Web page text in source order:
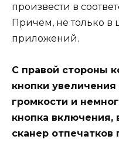
произвести в
Причем, не только в
приложений.
С правой стороны
кнопки
громкости и
кнопка включения,
сканер отпечатков